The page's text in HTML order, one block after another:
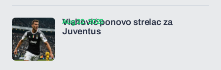
Vlahović ponovo strelac za
Juventus
Aug 22, 2025